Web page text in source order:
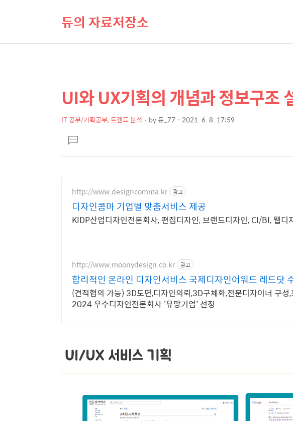
듀의 자료저장소
상
세
컨
텐
본
문
제
UI와 UX기획의 개념과 정보구조
IT 공부/기획공부, 트렌드 분석 by듀_77 2021. 6. 8. 17:59
문댓
글
http://www.designcomma.kr 광고
디자인콤마 기업별 맞춤서비스 제공
KIDP산업디자인전문회사, 편집디자인, 브랜드디자인, CI/BI, 웹디
http://www.moonydesign.co.kr 광고
합리적인 온라인 디자인서비스 국제디자인어워드 레드닷
(견적협의 가능) 3D도면,디자인의뢰,3D구체화,전문디자이너 구성
2024 우수디자인전문회사 '유망기업' 선정